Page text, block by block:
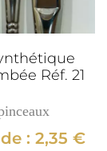
Réf. 21
:2,35€